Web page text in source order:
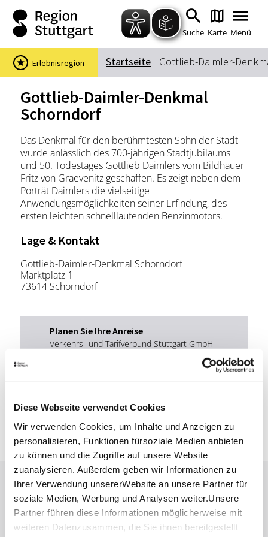
Diese Webseite verwendet Cookies
Wir verwenden Cookies, um Inhalte und Anzeigen zu
personalisieren, Funktionen fürsoziale Medien anbieten
zu können und die Zugriffe auf unsere Website
zuanalysieren. Außerdem geben wir Informationen zu
Ihrer Verwendung unsererWebsite an unsere Partner für
soziale Medien, Werbung und Analysen weiter.Unsere
Partner führen diese Informationen möglicherweise mit
weiteren Datenzusammen, die Sie ihnen bereitgestellt
Zum Hauptinhalt springen
Zur Suche springen
Zur Hauptnavigation
Zum Footer springen
Suche Karte Menü
Suchbegriff
Stadtführungen
Events & Tickets
Ausflugsziele
Erlebnisse
Wein
Radfahren
Wandern
Startseite Gottlieb-Daimler-
Erlebnisregion
Gottlieb-Daimler-Denkmal
Schorndorf
Das Denkmal für den berühmtesten Sohn der Stadt
wurde anlässlich des 700-jährigen Stadtjubiläums
und 50. Todestages Gottlieb Daimlers vom Bildhauer
Fritz von Graevenitz geschaffen. Es zeigt neben dem
Porträt Daimlers die vielseitige
Anwendungsmöglichkeiten seiner Erfindung, des
ersten leichten schnelllaufenden Benzinmotors.
Lage & Kontakt
Gottlieb-Daimler-Denkmal Schorndorf
Marktplatz 1
73614 Schorndorf
Planen Sie Ihre Anreise
Verkehrs- und Tarifverbund Stuttgart GmbH
Deutsche Bahn AG
Google Maps
Google Maps Route
Lassen Sie sich inspirieren!
Mit unserem Newsletter bleiben Sie zu Events,
Highlights und aktuellen Angeboten in